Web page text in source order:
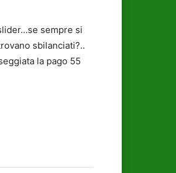
sempre si
sbilanciati?..
la pago 55